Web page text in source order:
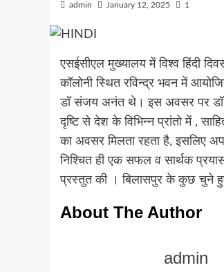
admin January 12, 2025 1
एसईसीएल मुख्यालय में विश्व हिंदी
कॉलोनी स्थित रविन्द्र भवन में
डॉ संजय अनंत थे। इस अवसर पर डॉ
दृष्टि से देश के विभिन्न प्रांतो में ,
का अवसर मिलता रहता है, इसलिए
निश्चित ही एक सफल व सार्थक
प्रस्तुत की । बिलासपुर के कुछ चुने हुए
About The Author
admin